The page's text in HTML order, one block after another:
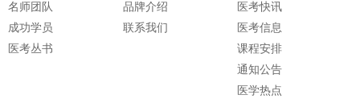
名师团队
成功学员
医考丛书
品牌介绍
联系我们
医考快讯
医考信息
课程安排
通知公告
医学热点